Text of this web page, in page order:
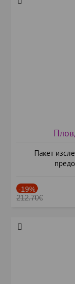
Пакет
-19%
212.70€